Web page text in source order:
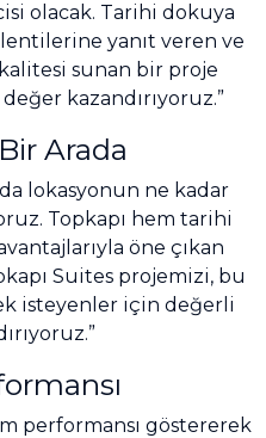
olacak. Tarihi dokuya
yanıt veren ve
sunan bir proje
kazandırıyoruz.”
Arada
lokasyonun ne kadar
Topkapı hem tarihi
öne çıkan
Suites projemizi, bu
isteyenler için değerli
performansı göstererek